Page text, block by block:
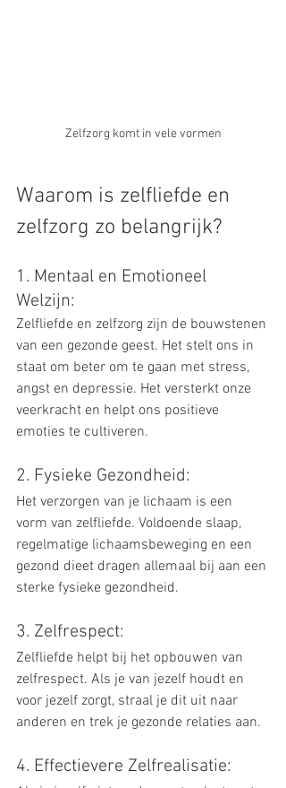
Zelfzorg komt in vele vormen
Waarom is zelfliefde en
zelfzorg zo belangrijk?
1. Mentaal en Emotioneel
Welzijn:
Zelfliefde en zelfzorg zijn de bouwstenen
van een gezonde geest. Het stelt ons in
staat om beter om te gaan met stress,
angst en depressie. Het versterkt onze
veerkracht en helpt ons positieve
emoties te cultiveren.
2. Fysieke Gezondheid:
Het verzorgen van je lichaam is een
vorm van zelfliefde. Voldoende slaap,
regelmatige lichaamsbeweging en een
gezond dieet dragen allemaal bij aan een
sterke fysieke gezondheid.
3. Zelfrespect:
Zelfliefde helpt bij het opbouwen van
zelfrespect. Als je van jezelf houdt en
voor jezelf zorgt, straal je dit uit naar
anderen en trek je gezonde relaties aan.
4. Effectievere Zelfrealisatie: